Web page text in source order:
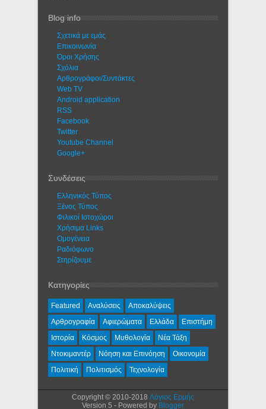
Blog info
Σχετικά με εμάς
Eπικοινωνία
Όροι Χρήσης
Σχόλια
Αρθρογράφοι/Συντάκτες
Web TV
Android application
RSS
Facebook
Twitter
Youtube Channel
Google+
Συνδέσεις
Ελληνικός Τύπος
Ξένος Τύπος
Φιλικοί Ιστοχώροι
Χρήσιμα Links
Ομογένεια
Ραδιόφωνο
Στηρίζουμε
Κατηγορίες
Featured Αναλύσεις
Αποκαλύψεις
Αρθρογραφία
Αφιερώματα Ελλάδα
Επιστήμη
Ιστορία
Κόσμος Μυθολογία
Νέα Τάξη
Ντοκιμαντέρ
Νόηση και Επινόηση
Οικονομία
Πολιτική
Πολιτισμός Τεχνολογία
Copyright © 2010-2018 Λόγιος Ερμής
Version 5 - Powered by Blogger